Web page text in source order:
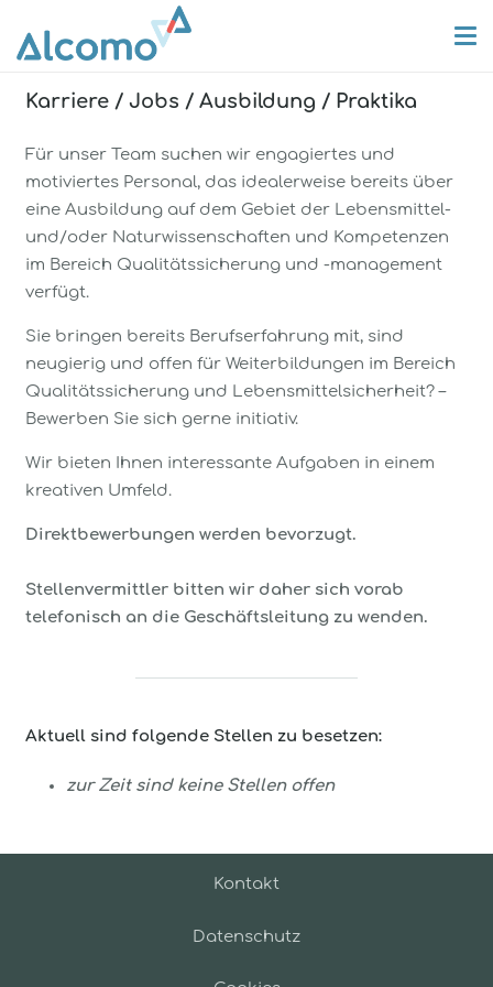
Karriere / Jobs / Ausbildung / Praktika
Für unser Team suchen wir engagiertes und
motiviertes Personal, das idealerweise bereits über
eine Ausbildung auf dem Gebiet der Lebensmittel-
und/oder Naturwissenschaften und Kompetenzen
im Bereich Qualitätssicherung und -management
verfügt.
Sie bringen bereits Berufserfahrung mit, sind
neugierig und offen für Weiterbildungen im Bereich
Qualitätssicherung und Lebensmittelsicherheit? –
Bewerben Sie sich gerne initiativ.
Wir bieten Ihnen interessante Aufgaben in einem
kreativen Umfeld.
Direktbewerbungen werden bevorzugt.
Stellenvermittler bitten wir daher sich vorab
telefonisch an die Geschäftsleitung zu wenden.
Aktuell sind folgende Stellen zu besetzen:
zur Zeit sind keine Stellen offen
Kontakt
Datenschutz